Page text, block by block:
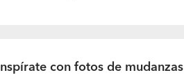
Inspírate con fotos de mudanzas